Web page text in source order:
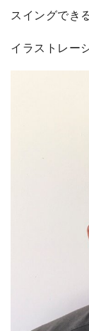
スイングでき
イラストレー